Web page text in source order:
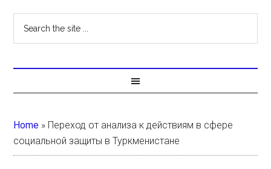
Home » Переход от анализа к действиям в сфере
социальной защиты в Туркменистане